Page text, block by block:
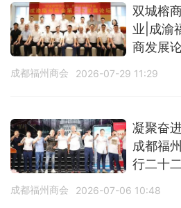
双城榕
业|成渝
商发展
成都福州商会 2026-07-29 11:29
凝聚奋
成都福
行二十
成都福州商会 2026-07-06 10:48